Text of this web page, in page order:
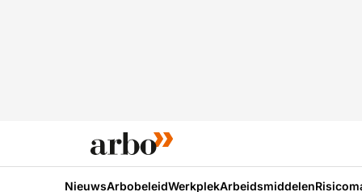
NieuwsArbobeleidWerkplekArbeidsmiddelen